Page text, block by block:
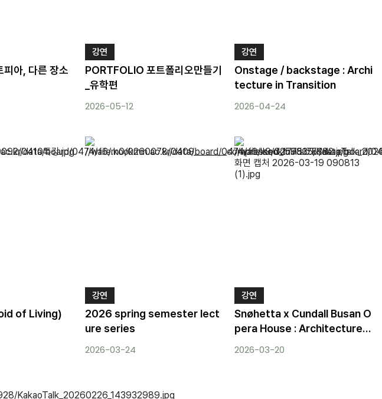
피아, 다른 장소
강연
PORTFOLIO 포트폴리오만들기
_유학편
2026-05-12
강연
Onstage / backstage : Archi
tecture in Transition
2026-04-24
of Living)
강연
2026 spring semester lect
ure series
2026-03-24
강연
Snøhetta x Cundall Busan O
pera House : Architecture &
2026-03-20